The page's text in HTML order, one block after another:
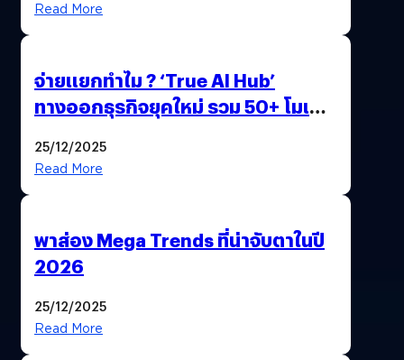
Read More
จ่ายแยกทำไม ? ‘True AI Hub’
ทางออกธุรกิจยุคใหม่ รวม 50+ โมเดล
25/12/2025
Read More
พาส่อง Mega Trends ที่น่าจับตาในปี
2026
25/12/2025
Read More